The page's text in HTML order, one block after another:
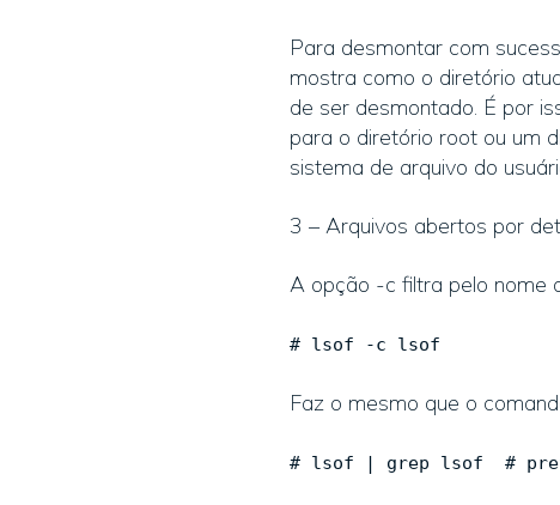
Para desmontar com
mostra como o diretório
de ser desmontado. É por
para o diretório root ou um
sistema de arquivo do
3 – Arquivos abertos por
A opção -c filtra pelo nome
# lsof -c lsof
Faz o mesmo que o
# lsof | grep lsof #